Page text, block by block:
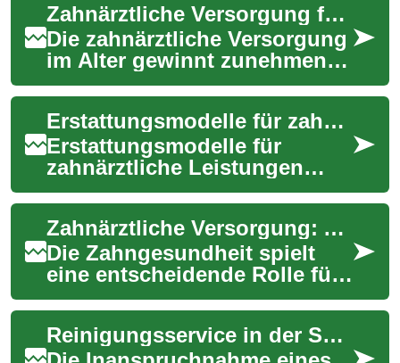
Zahnärztliche Versorgung für Senioren: Was Sie wissen müssen
Die zahnärztliche Versorgung
im Alter gewinnt zunehmend
an Bedeutung. Mit
fortschreitendem Alter ändern
sich die Bedü...
Erstattungsmodelle für zahnärztliche Leistungen: Ein praktischer Überblick
Erstattungsmodelle für
zahnärztliche Leistungen
bestimmen, wie Kosten für
Behandlungen, Prothetik
oder kieferorthopäd...
Zahnärztliche Versorgung: Alles, was Sie über moderne Zahnmedizin wissen müssen
Die Zahngesundheit spielt
eine entscheidende Rolle für
unser allgemeines
Wohlbefinden. Von
regelmäßigen Kontrollen bi...
Reinigungsservice in der Schweiz: Kosten, Leistungen und Vergleich